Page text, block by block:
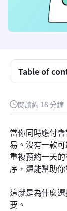
閱讀約 18 分鐘
當你同時應付
易。沒有一款
重複預約一天
序，還能幫助
這就是為什麼
要。
Table of
什麼造就了
8款最佳行
最佳日曆應
常見問題解答